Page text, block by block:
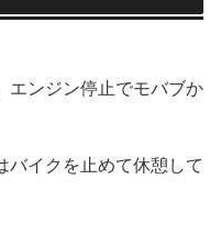
エンジン停止でモバブか
バイクを止めて休憩して